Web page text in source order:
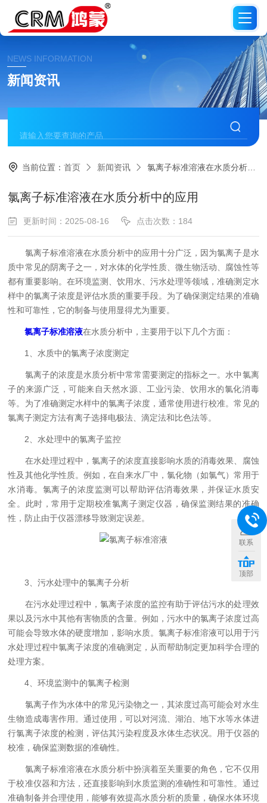
NEWS INFORMATION
新闻资讯
当前位置：首页 新闻资讯 氯离子标准溶液在水质分析中的应用
氯离子标准溶液在水质分析中的应用
更新时间：2025-08-16 点击次数：184
氯离子标准溶液在水质分析中的应用十分广泛，因为氯离子是水
质中常见的阴离子之一，对水体的化学性质、微生物活动、腐蚀性等
都有重要影响。在环境监测、饮用水、污水处理等领域，准确测定水
样中的氯离子浓度是评估水质的重要手段。为了确保测定结果的准确
性和可靠性，它的制备与使用显得尤为重要。
氯离子标准溶液在水质分析中，主要用于以下几个方面：
1、水质中的氯离子浓度测定
氯离子的浓度是水质分析中常常需要测定的指标之一。水中氯离
子的来源广泛，可能来自天然水源、工业污染、饮用水的氯化消毒
等。为了准确测定水样中的氯离子浓度，通常使用进行校准。常见的
氯离子测定方法有离子选择电极法、滴定法和比色法等。
2、水处理中的氯离子监控
在水处理过程中，氯离子的浓度直接影响水质的消毒效果、腐蚀
性及其他化学性质。例如，在自来水厂中，氯化物（如氯气）常用于
水消毒。氯离子的浓度监测可以帮助评估消毒效果，并保证水质安
全。此时，常用于定期校准氯离子测定仪器，确保监测结果的准确
性，防止由于仪器漂移导致测定误差。
3、污水处理中的氯离子分析
在污水处理过程中，氯离子浓度的监控有助于评估污水的处理效
果以及污水中其他有害物质的含量。例如，污水中的氯离子浓度过高
可能会导致水体的硬度增加，影响水质。氯离子标准溶液可以用于污
水处理过程中氯离子浓度的准确测定，从而帮助制定更加科学合理的
处理方案。
4、环境监测中的氯离子检测
氯离子作为水体中的常见污染物之一，其浓度过高可能会对水生
生物造成毒害作用。通过使用，可以对河流、湖泊、地下水等水体进
行氯离子浓度的检测，评估其污染程度及水体生态状况。用于仪器的
校准，确保监测数据的准确性。
氯离子标准溶液在水质分析中扮演着至关重要的角色，它不仅用
于校准仪器和方法，还直接影响到水质监测的准确性和可靠性。通过
准确制备并合理使用，能够有效提高水质分析的质量，确保水体环境
联系
顶部